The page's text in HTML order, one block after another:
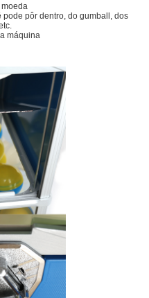
pôr dentro, do gumball, dos
máquina